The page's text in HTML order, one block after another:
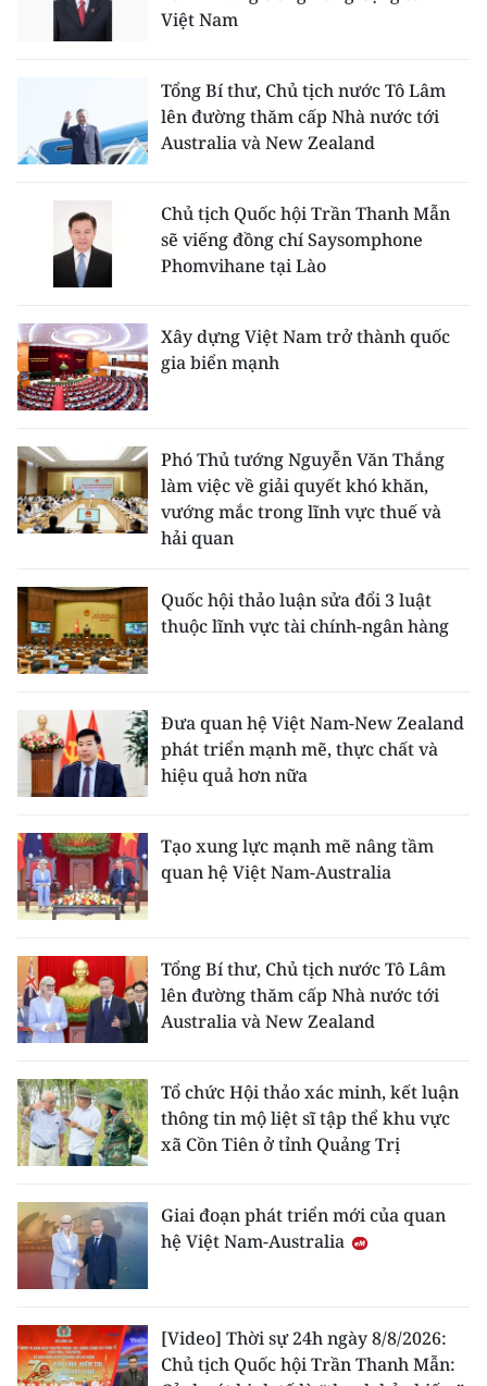
Việt Nam
Tổng Bí thư, Chủ tịch nước Tô Lâm
lên đường thăm cấp Nhà nước tới
Australia và New Zealand
Chủ tịch Quốc hội Trần Thanh Mẫn
sẽ viếng đồng chí Saysomphone
Phomvihane tại Lào
Xây dựng Việt Nam trở thành quốc
gia biển mạnh
Phó Thủ tướng Nguyễn Văn Thắng
làm việc về giải quyết khó khăn,
vướng mắc trong lĩnh vực thuế và
hải quan
Quốc hội thảo luận sửa đổi 3 luật
thuộc lĩnh vực tài chính-ngân hàng
Đưa quan hệ Việt Nam-New Zealand
phát triển mạnh mẽ, thực chất và
hiệu quả hơn nữa
Tạo xung lực mạnh mẽ nâng tầm
quan hệ Việt Nam-Australia
Tổng Bí thư, Chủ tịch nước Tô Lâm
lên đường thăm cấp Nhà nước tới
Australia và New Zealand
Tổ chức Hội thảo xác minh, kết luận
thông tin mộ liệt sĩ tập thể khu vực
xã Cồn Tiên ở tỉnh Quảng Trị
Giai đoạn phát triển mới của quan
hệ Việt Nam-Australia
[Video] Thời sự 24h ngày 8/8/2026:
Chủ tịch Quốc hội Trần Thanh Mẫn: